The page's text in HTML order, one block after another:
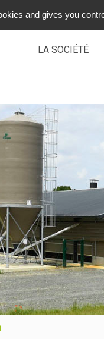
LA SOCIÉTÉ
and gives you